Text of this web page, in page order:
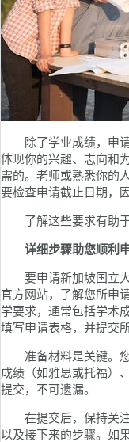
除了学业成绩，申请
体现你的兴趣、志向和
需的。老师或熟悉你的
要检查申请截止日期，
了解这些要求有助于
详细步骤助您顺利申
要申请新加坡国立大
官方网站，了解您所申
学要求，通常包括学术
填写申请表格，并提交
准备材料是关键。您
成绩（如雅思或托福）
提交，不可遗漏。
在提交后，保持关注
以及接下来的步骤。如